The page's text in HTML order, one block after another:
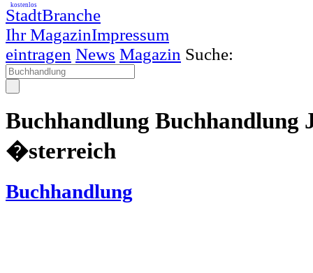
StadtBranche
Ihr MagazinImpressum
kostenlos
eintragen News Magazin Suche:
Buchhandlung Buchhandlung
�sterreich
Buchhandlung